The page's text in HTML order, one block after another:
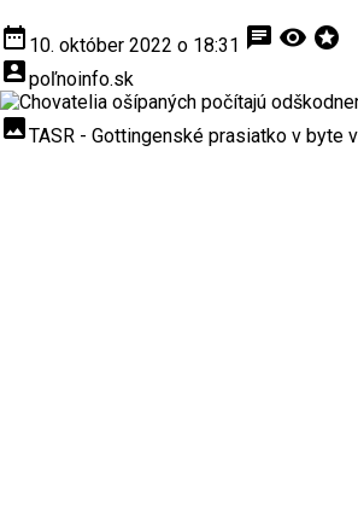
date_range 10. október 2022 o 18:31 chat visibility stars
account_boxpoľnoinfo.sk
insert_photoTASR - Gottingenské prasiatko v byte